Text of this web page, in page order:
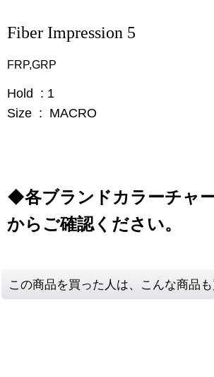
Fiber Impression 5
FRP,GRP
Hold : 1
Size : MACRO
◆各ブランドカラーチャ
からご確認ください。
この商品を買った人は、こんな商品